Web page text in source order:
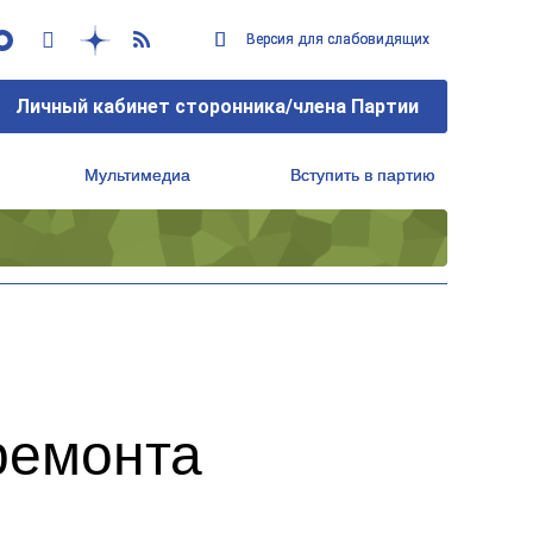
Версия для слабовидящих
Личный кабинет сторонника/члена Партии
Мультимедиа Вступить в партию
Версия для слабовидящих
Личный кабинет сторонника/члена Партии
Мультимедиа Вступить в партию